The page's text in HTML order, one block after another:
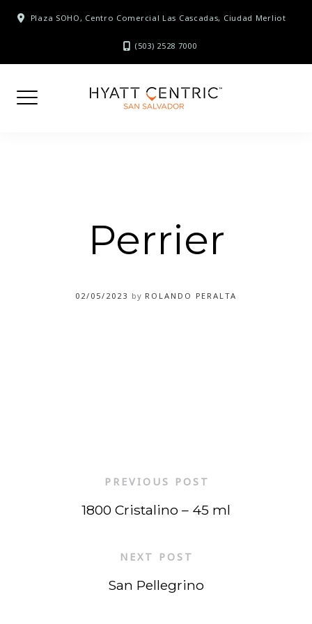
Plaza SOHO, Centro Comercial Las Cascadas, Ciudad Merliot
(503) 2528 7000
Perrier
02/05/2023 by ROLANDO PERALTA
PREVIOUS POST
1800 Cristalino – 45 ml
NEXT POST
San Pellegrino